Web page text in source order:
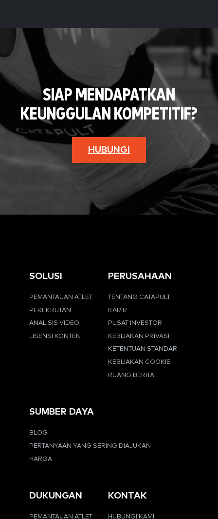
SIAP MENDAPATKAN
KEUNGGULAN KOMPETITIF?
HUBUNGI
SOLUSI
PEMANTAUAN ATLET
PEREKRUTAN
ANALISIS VIDEO
LISENSI KONTEN
PERUSAHAAN
TENTANG CATAPULT
KARIR
PUSAT INVESTOR
KEBIJAKAN PRIVASI
KETENTUAN STANDAR
KEBIJAKAN COOKIE
RUANG BERITA
SUMBER DAYA
BLOG
PERTANYAAN YANG SERING DIAJUKAN
HARGA
DUKUNGAN
PEMANTAUAN ATLET
KONTAK
HUBUNGI KAMI